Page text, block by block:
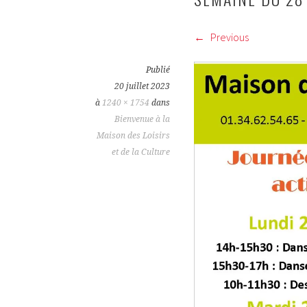
Previous
Publié
20 juillet 2023
à 1240 × 1754 dans
Bienvenue à la
Maison des Loisirs
et de la Culture